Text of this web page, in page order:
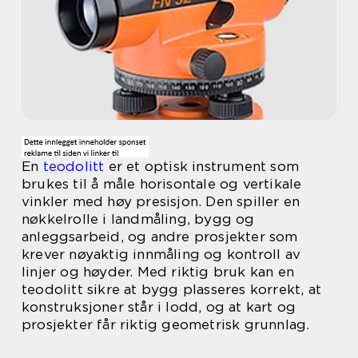
En teodolitt er et optisk instrument som
brukes til å måle horisontale og vertikale
vinkler med høy presisjon. Den spiller en
nøkkelrolle i landmåling, bygg og
anleggsarbeid, og andre prosjekter som
krever nøyaktig innmåling og kontroll av
linjer og høyder. Med riktig bruk kan en
teodolitt sikre at bygg plasseres korrekt, at
konstruksjoner står i lodd, og at kart og
prosjekter får riktig geometrisk grunnlag.